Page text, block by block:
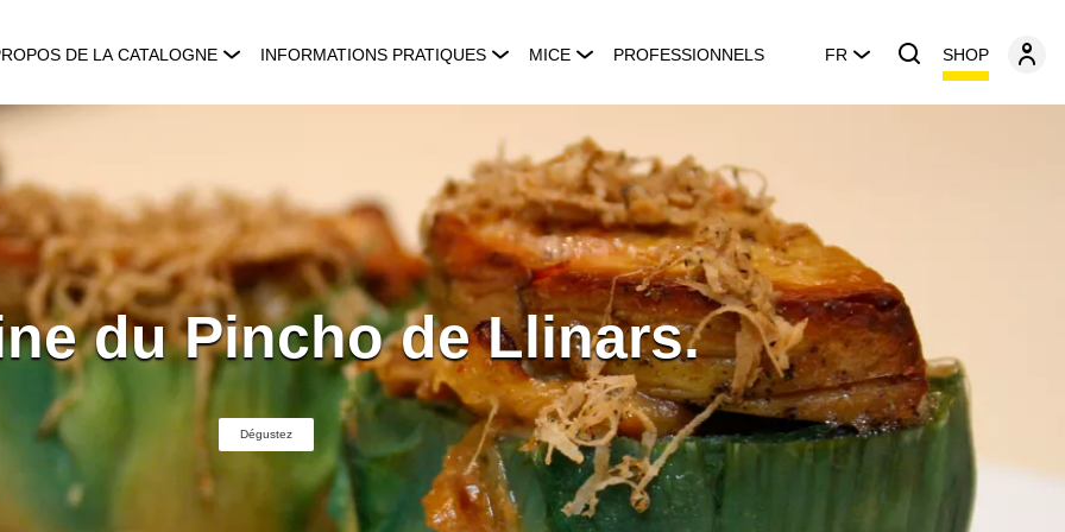
DE LA CATALOGNE INFORMATIONS PRATIQUES MICE PROFESSIONNELS FR SHOP
du Pincho de Llinars.
Dégustez